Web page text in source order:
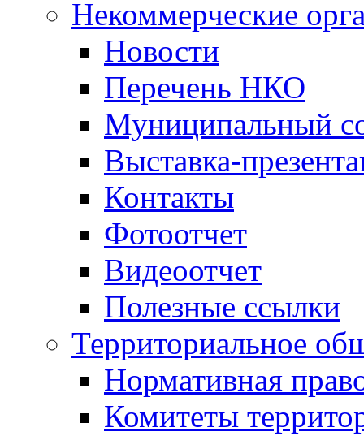
Некоммерческие
Новости
Перечень НКО
Муниципальный
Выставка-
Контакты
Фотоотчет
Видеоотчет
Полезные ссылки
Территориальное
Нормативная
Комитеты